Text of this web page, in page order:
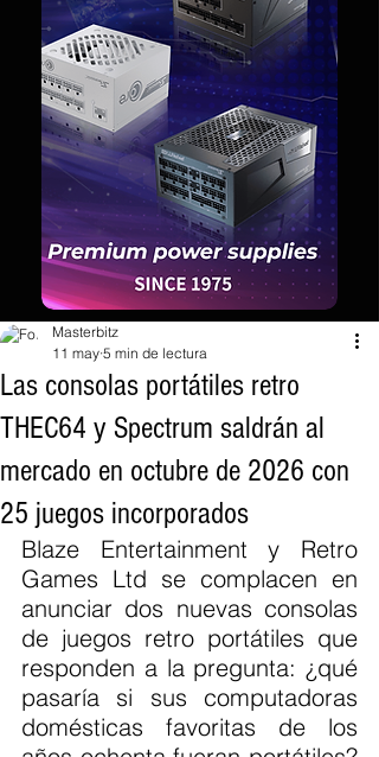
Las consolas portátiles retro
THEC64 y Spectrum saldrán al
mercado en octubre de 2026 con
25 juegos incorporados
Masterbitz
11 may 5 min de lectura
Blaze Entertainment y Retro
Games Ltd se complacen en
anunciar dos nuevas consolas
de juegos retro portátiles que
responden a la pregunta: ¿qué
pasaría si sus computadoras
domésticas favoritas de los